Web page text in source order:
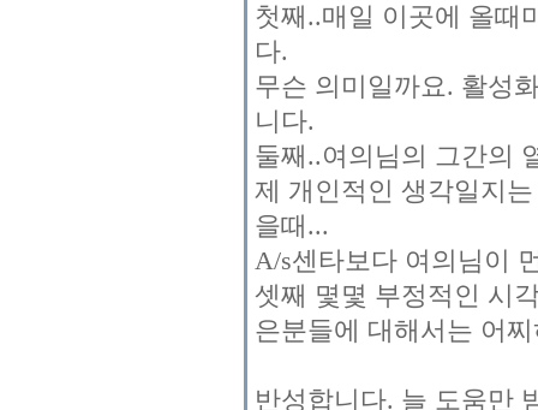
첫째..매일 이곳에 올때
다.
무슨 의미일까요. 활성
니다.
둘째..여의님의 그간의
제 개인적인 생각일지
을때...
A/s센타보다 여의님이
셋째 몇몇 부정적인 시
은분들에 대해서는 어
반성합니다. 늘 도움만